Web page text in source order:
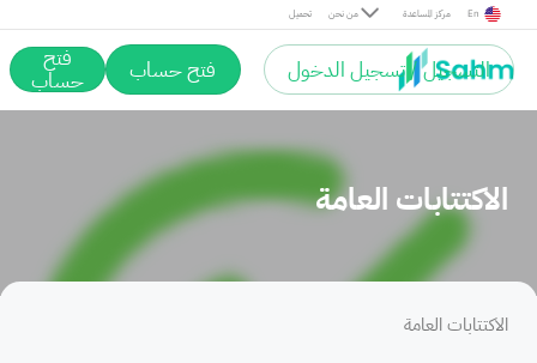
تحميل من نحن مركز المساعدة En
التسجيل / تسجيل الدخول فتح حساب فتح
حساب
الاكتتابات العامة
الاكتتابات العامة